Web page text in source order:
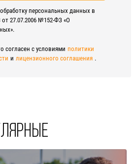
персональных данных в
27.07.2006 №152-ФЗ «О
согласен с условиями политики
и лицензионного соглашения .